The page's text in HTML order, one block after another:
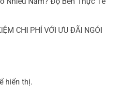
CHI PHÍ VỚI ƯU ĐÃI NGÓI
hiển thị.